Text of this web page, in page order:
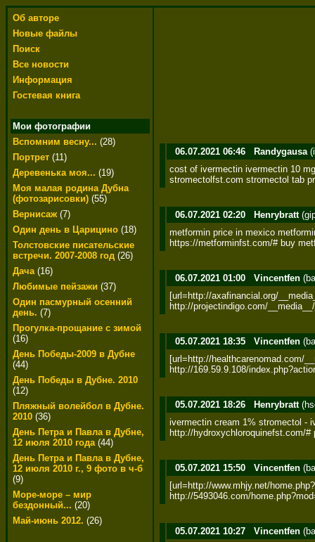
Об авторе
Новые файлы
Поиск
Все новости
Информация
Гостевая книга
Мои фотографии
Вспомним весну... (28)
Портрет (11)
Деревенька моя... (19)
Моя малая родина Дубна
(фотозарисовки) (55)
Вернисаж (7)
Один день в Царицино (18)
Толстовские писательские
встречи. 2007-2008 год (26)
Дача(16)
Любимые пейзажи (37)
Один пасмурный осенний
день. (7)
Прогулка-прощание с зимой
(16)
День Победы-2009 в Дубне
(44)
День Победы в Дубне. 2010
(12)
Пляжный волейбол в Дубне.
2010 (36)
День Петра и Павла в Дубне,
12 июля 2010 года(44)
День Петра и Павла в Дубне,
12 июля 2010 г., 9 фото в ч-б
(9)
Море-море – мир
бездонный... (20)
Май-июнь 2012. (26)
06.07.2021 06:46 Randygausa
cost of ivermectin ivermectin 10
stromectolfst.com stromectol tab
06.07.2021 02:20 Henrybratt
metformin price in mexico
https://metforminfst.com/# buy
06.07.2021 01:00 Vincentfen
[url=http://axafinancial.org/
http://projectindigo.com/
05.07.2021 18:35 Vincentfen
[url=http://healthcarenomad.com/
http://169.59.9.108/
05.07.2021 18:26 Henrybratt
ivermectin cream 1% stromectol -
http://hydroxychloroquinefst.com/#
05.07.2021 15:50 Vincentfen
[url=http://www.mhjy.net/
http://5493046.com/
05.07.2021 10:27 Vincentfen